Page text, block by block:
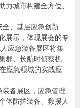
力城市构建全方位、
全、基层应急创新
展示，体现展会的专
应急装备展区将集
群、长航时侦察机
应急领域的实战应
备展区，应急管理
体防护装备、救援人